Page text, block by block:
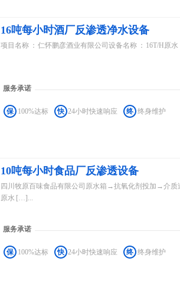
16吨每小时酒厂反渗透净水设备
项目名称 ： 仁怀鹏彦酒业有限公司设备名称 ： 16T/H
服务承诺
保 100%达标 快 24小时快速响应 终 终身维护
10吨每小时食品厂反渗透设备
四川牧原百味食品有限公司原水箱→抗氧化剂投加→
原水 […]...
服务承诺
保 100%达标 快 24小时快速响应 终 终身维护